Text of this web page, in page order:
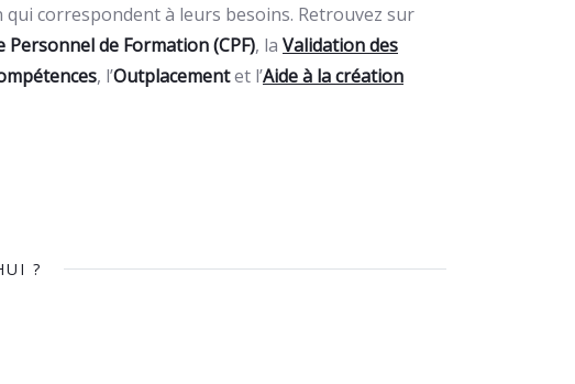
correspondent à leurs besoins. Retrouvez sur
Personnel de Formation (CPF), la Validation des
, l’Outplacementet l’Aide à la création
?